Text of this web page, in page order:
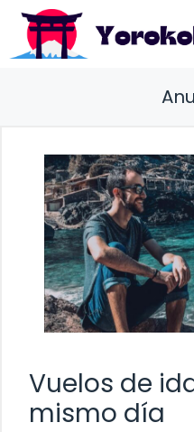
Saltar
contenido
Vuelos de
mismo día